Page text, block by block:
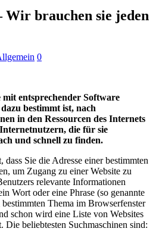
Wir brauchen sie jeden
0
mit entsprechender Software
bestimmt ist, nach
in den Ressourcen des Internets
die für sie
und schnell zu finden.
dass Sie die Adresse einer bestimmten
um Zugang zu einer Website zu
relevante Informationen
Wort oder eine Phrase (so genannte
Thema im Browserfenster
schon wird eine Liste von Websites
Die beliebtesten Suchmaschinen sind: